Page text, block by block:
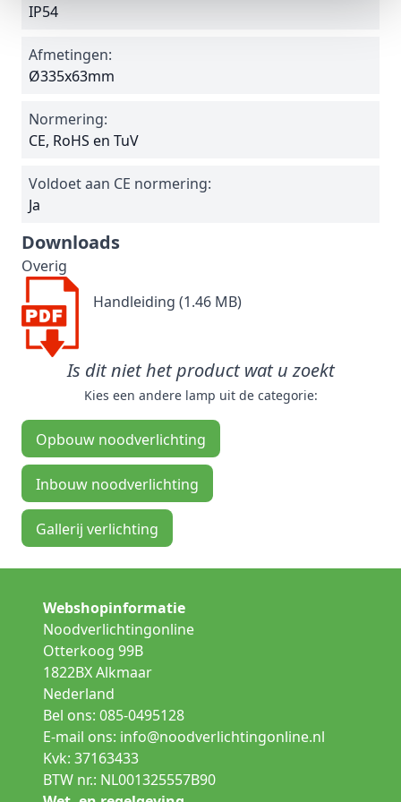
IP54
Afmetingen:
Ø335x63mm
Normering:
CE, RoHS en TuV
Voldoet aan CE normering:
Ja
Downloads
Overig
Handleiding (1.46 MB)
Is dit niet het product wat u zoekt
Kies een andere lamp uit de categorie:
Opbouw noodverlichting
Inbouw noodverlichting
Gallerij verlichting
Webshopinformatie
Noodverlichtingonline
Otterkoog 99B
1822BX Alkmaar
Nederland
Bel ons: 085-0495128
E-mail ons: info@noodverlichtingonline.nl
Kvk: 37163433
BTW nr.: NL001325557B90